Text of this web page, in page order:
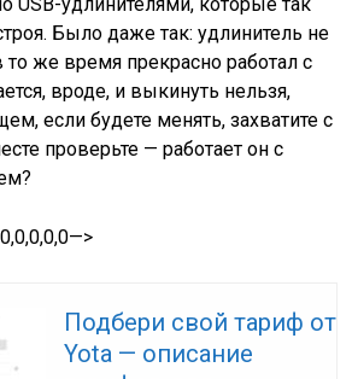
USB-удлинителями, которые так
Было даже так: удлинитель не
же время прекрасно работал с
вроде, и выкинуть нельзя,
если будете менять, захватите с
проверьте — работает он с
Подбери свой тариф от
Yota — описание